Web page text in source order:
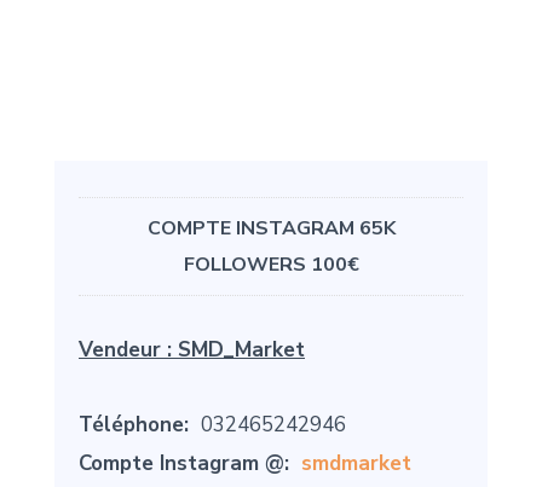
COMPTE INSTAGRAM 65K
FOLLOWERS 100€
Vendeur : SMD_Market
Téléphone: 032465242946
Compte Instagram @: smdmarket